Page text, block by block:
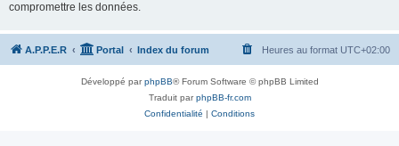
compromettre les données.
A.P.P.E.R Portal Index du forum Heures au format UTC+02:00
Développé parphpBB® Forum Software © phpBB Limited
Traduit parphpBB-fr.com
Confidentialité | Conditions